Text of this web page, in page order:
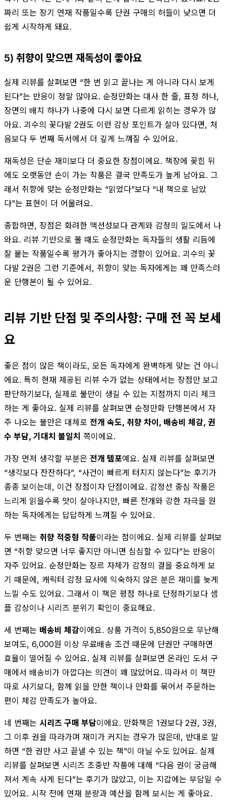
짜리 또는 장기 연재 작품일수록 단권 구매의 허들이 낮으면 더
쉽게 시작하게 돼요.
5) 취향이 맞으면 재독성이 좋아요
실제 리뷰를 살펴보면 “한 번 읽고 끝나는 게 아니라 다시 보게
된다”는 반응이 정말 많아요. 순정만화는 대사 한 줄, 표정 하나,
장면의 배치 하나가 나중에 다시 보면 다르게 읽히는 경우가 많
아요. 괴수의 꽃다발 2권도 이런 감상 포인트가 살아 있다면, 처
음보다 두 번째 독서에서 더 깊게 느껴질 수 있어요.
재독성은 단순 재미보다 더 중요한 장점이에요. 책장에 꽂힌 뒤
에도 오랫동안 손이 가는 작품은 결국 만족도가 높게 남아요. 그
래서 취향에 맞는 순정만화는 “읽었다”보다 “내 책으로 남았
다”는 표현이 더 어울려요.
종합하면, 장점은 화려한 액션성보다 관계와 감정의 밀도에서 나
와요. 리뷰 기반으로 볼 때도 순정만화는 독자들의 생활 리듬에
잘 붙는 작품일수록 평가가 좋아지는 경향이 있어요. 괴수의 꽃
다발 2권은 그런 기준에서, 취향이 맞는 독자에게는 꽤 만족스러
운 단행본이 될 수 있어요.
리뷰 기반 단점 및 주의사항: 구매 전 꼭 보세
요
좋은 점이 많은 책이라도, 모든 독자에게 완벽하게 맞는 건 아니
에요. 특히 현재 제공된 리뷰 수가 없는 상태에서는 장점만 보고
판단하기보다, 실제로 불만이 생길 수 있는 지점까지 미리 체크
하는 게 좋아요. 실제 리뷰를 살펴보면 순정만화 단행본에서 자
주 나오는 불만은 대체로 전개 속도, 취향 차이, 배송비 체감, 권
수 부담, 기대치 불일치 쪽이에요.
가장 먼저 생각할 부분은 전개 템포예요. 실제 리뷰를 살펴보면
“생각보다 잔잔하다”, “사건이 빠르게 터지지 않는다”는 후기가
종종 보이는데, 이건 장점이자 단점이에요. 감정선 중심 작품은
느리게 읽을수록 맛이 살아나지만, 빠른 전개와 강한 자극을 원
하는 독자에게는 답답하게 느껴질 수 있어요.
두 번째는 취향 적중형 작품이라는 점이에요. 실제 리뷰를 살펴보
면 “취향 맞으면 너무 좋지만 아니면 심심할 수 있다”는 반응이
자주 있어요. 순정만화는 장르 자체가 감정의 결을 중요하게 보
기 때문에, 캐릭터 감정 묘사에 익숙하지 않은 분은 재미를 늦게
느낄 수도 있어요. 그래서 이 책은 평점 하나로 단정하기보다 샘
플 감상이나 시리즈 분위기 확인이 중요해요.
세 번째는 배송비 체감이에요. 상품 가격이 5,850원으로 무난해
보여도, 6,000원 이상 무료배송 조건 때문에 단권만 구매하면
효율이 떨어질 수 있어요. 실제 리뷰를 살펴보면 온라인 도서 구
매에서 배송비가 아깝다는 의견이 꽤 많았어요. 따라서 이 책만
따로 사기보다, 함께 읽을 만한 책이나 만화를 묶어서 주문하는
편이 체감 만족도가 높아요.
네 번째는 시리즈 구매 부담이에요. 만화책은 1권보다 2권, 3권,
그 이후 권을 따라가며 재미가 커지는 경우가 많은데, 반대로 말
하면 “한 권만 사고 끝낼 수 있는 책”이 아닐 수도 있어요. 실제
리뷰를 살펴보면 시리즈 초중반 작품에 대해 “다음 권이 궁금해
져서 계속 사게 된다”는 후기가 많았고, 이는 지갑에는 부담일 수
있어요. 시작 전에 연재 분량과 예산을 함께 보시는 게 좋아요.